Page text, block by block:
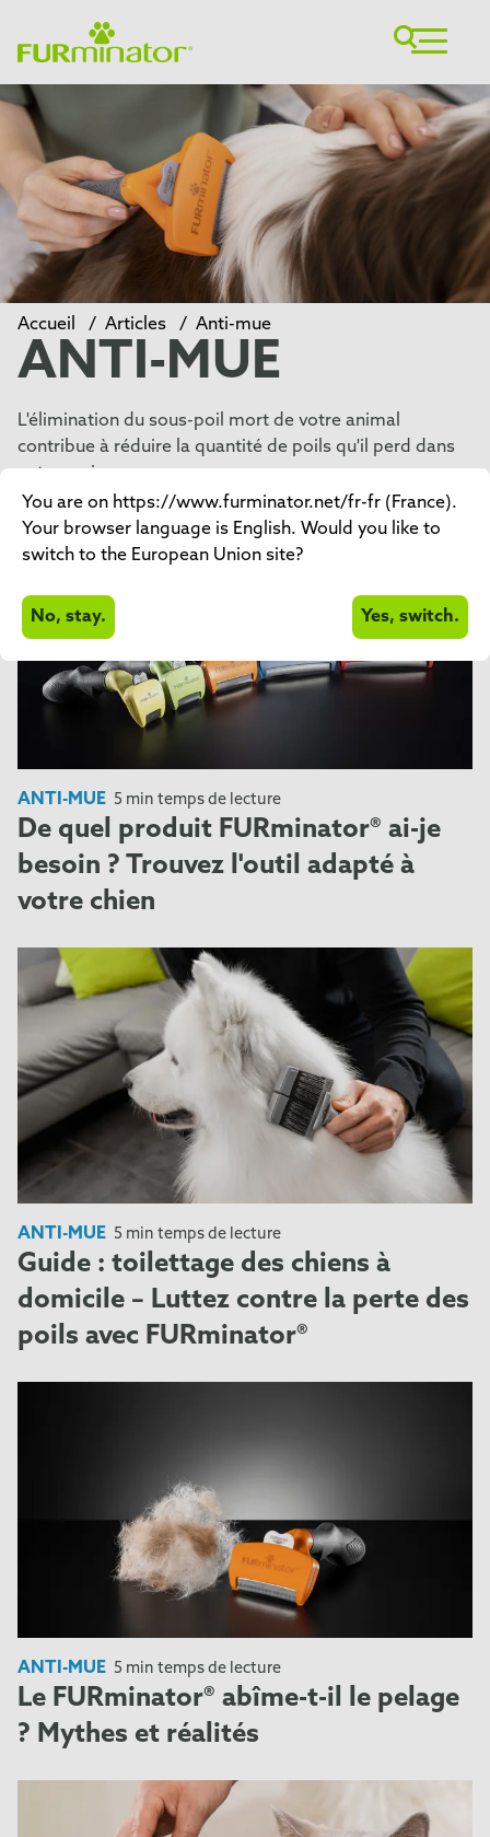
Accueil / Articles / Anti-mue
ANTI-MUE
L'élimination du sous-poil mort de votre animal
contribue à réduire la quantité de poils qu'il perd dans
votre maison.
ANTI-MUE 5 min temps de lecture
De quel produit FURminator® ai-je
besoin ? Trouvez l'outil adapté à
votre chien
ANTI-MUE 5 min temps de lecture
Guide : toilettage des chiens à
domicile – Luttez contre la perte des
poils avec FURminator®
ANTI-MUE 5 min temps de lecture
Le FURminator® abîme-t-il le pelage
? Mythes et réalités
You are on https://www.furminator.net/fr-fr (France).
Your browser language is English. Would you like to
switch to the European Union site?
No, stay. Yes, switch.